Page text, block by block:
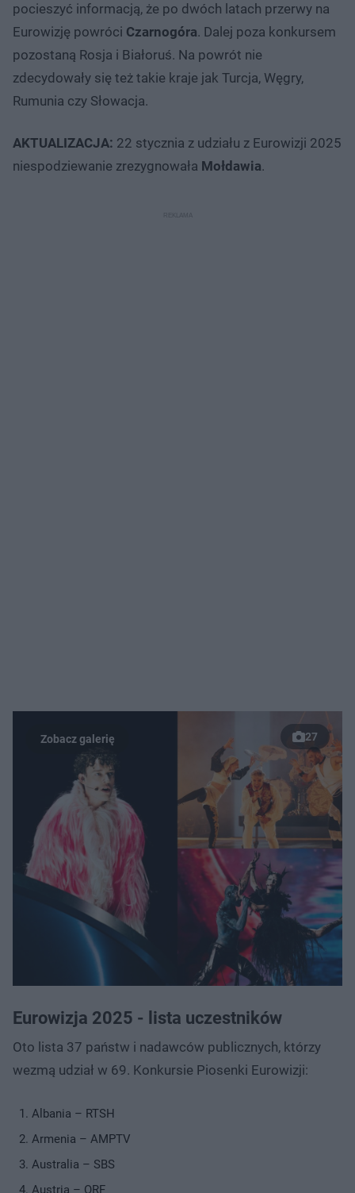
pocieszyć informacją, że po dwóch latach przerwy na
Eurowizję powróci Czarnogóra. Dalej poza konkursem
pozostaną Rosja i Białoruś. Na powrót nie
zdecydowały się też takie kraje jak Turcja, Węgry,
Rumunia czy Słowacja.
AKTUALIZACJA: 22 stycznia z udziału z Eurowizji 2025
niespodziewanie zrezygnowała Mołdawia.
27
Eurowizja 2025 - lista uczestników
Oto lista 37 państw i nadawców publicznych, którzy
wezmą udział w 69. Konkursie Piosenki Eurowizji:
Albania – RTSH
Armenia – AMPTV
Australia – SBS
Austria – ORF